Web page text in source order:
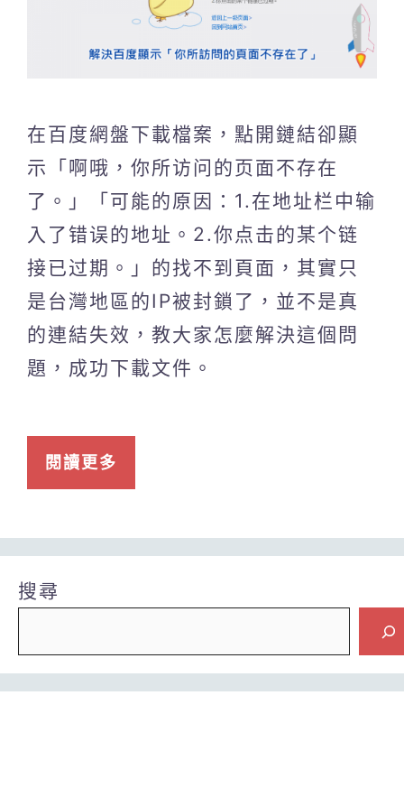
在百度網盤下載檔案，點開鏈結卻顯
示「啊哦，你所访问的页面不存在
了。」「可能的原因：1.在地址栏中输
入了错误的地址。2.你点击的某个链
接已过期。」的找不到頁面，其實只
是台灣地區的IP被封鎖了，並不是真
的連結失效，教大家怎麼解決這個問
題，成功下載文件。
閱讀更多
搜尋